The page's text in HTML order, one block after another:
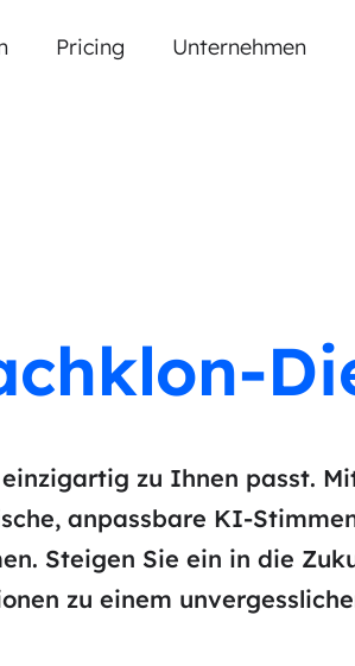
Pricing Unternehmen
zu Ihnen passt.
anpassbare KI-
Steigen Sie ein in die
zu einem